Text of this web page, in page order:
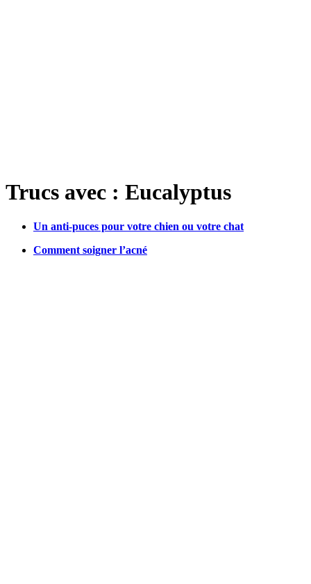
Trucs avec : Eucalyptus
Un anti-puces pour votre chien ou votre chat
Comment soigner l’acné